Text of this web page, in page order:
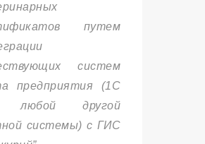
путем
систем
предприятия (1С
любой другой
системы) с ГИС